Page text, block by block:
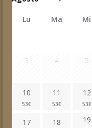
Lu Ma Mi
3 4 5
10
53€
11
53€
12
53€
17 18 19